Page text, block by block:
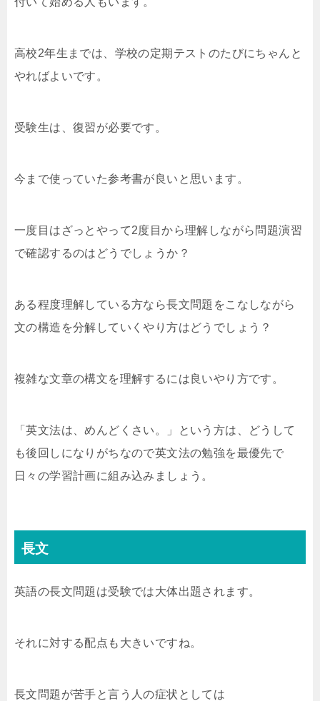
高校2年生までは、学校の定期テストのたびにちゃんと
やればよいです。
受験生は、復習が必要です。
今まで使っていた参考書が良いと思います。
一度目はざっとやって2度目から理解しながら問題演習
で確認するのはどうでしょうか？
ある程度理解している方なら長文問題をこなしながら
文の構造を分解していくやり方はどうでしょう？
複雑な文章の構文を理解するには良いやり方です。
「英文法は、めんどくさい。」という方は、どうして
も後回しになりがちなので英文法の勉強を最優先で
日々の学習計画に組み込みましょう。
長文
英語の長文問題は受験では大体出題されます。
それに対する配点も大きいですね。
長文問題が苦手と言う人の症状としては